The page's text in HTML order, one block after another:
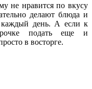
не нравится по вкусу
делают блюда и
каждый день. А если к
подать еще и
в восторге.